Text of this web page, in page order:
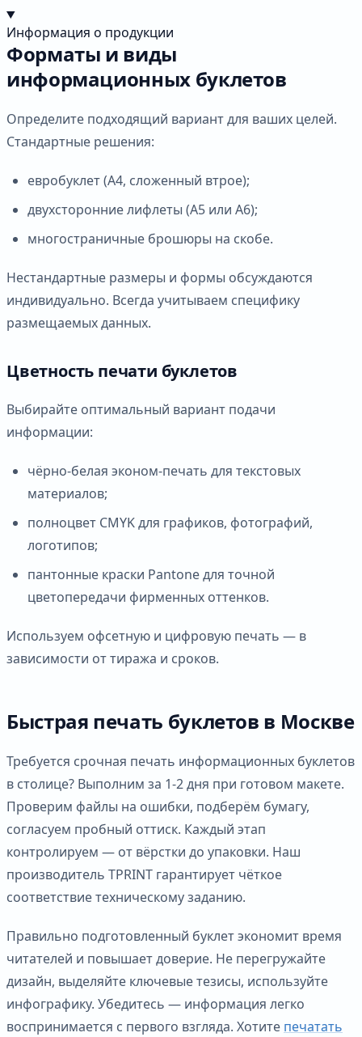
Информация о продукции
Форматы и виды
информационных буклетов
Определите подходящий вариант для ваших целей.
Стандартные решения:
евробуклет (А4, сложенный втрое);
двухсторонние лифлеты (А5 или А6);
многостраничные брошюры на скобе.
Нестандартные размеры и формы обсуждаются
индивидуально. Всегда учитываем специфику
размещаемых данных.
Цветность печати буклетов
Выбирайте оптимальный вариант подачи
информации:
чёрно-белая эконом-печать для текстовых
материалов;
полноцвет CMYK для графиков, фотографий,
логотипов;
пантонные краски Pantone для точной
цветопередачи фирменных оттенков.
Используем офсетную и цифровую печать — в
зависимости от тиража и сроков.
Быстрая печать буклетов в Москве
Требуется срочная печать информационных буклетов
в столице? Выполним за 1-2 дня при готовом макете.
Проверим файлы на ошибки, подберём бумагу,
согласуем пробный оттиск. Каждый этап
контролируем — от вёрстки до упаковки. Наш
производитель TPRINT гарантирует чёткое
соответствие техническому заданию.
Правильно подготовленный буклет экономит время
читателей и повышает доверие. Не перегружайте
дизайн, выделяйте ключевые тезисы, используйте
инфографику. Убедитесь — информация легко
воспринимается с первого взгляда. Хотите печатать